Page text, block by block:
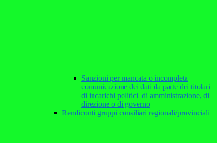
Sanzioni per mancata o incompleta
comunicazione dei dati da parte dei titolari
di incarichi politici, di amministrazione, di
direzione o di governo
Rendiconti gruppi consiliari regionali/provinciali